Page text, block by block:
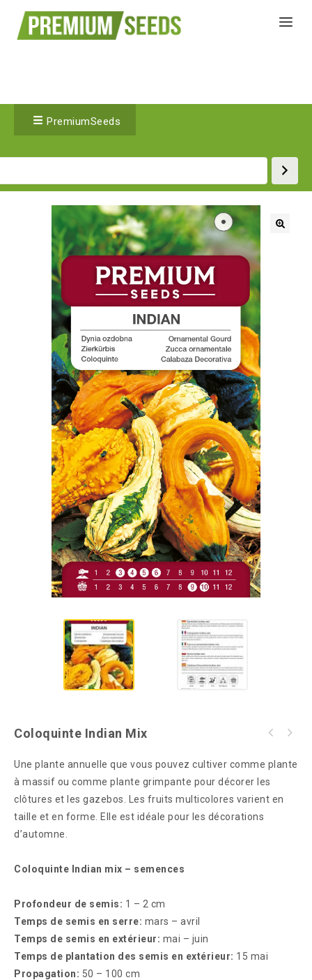
PremiumSeeds
Coloquinte Indian Mix
Une plante annuelle que vous pouvez cultiver comme plante
à massif ou comme plante grimpante pour décorer les
clôtures et les gazebos. Les fruits multicolores varient en
taille et en forme. Elle est idéale pour les décorations
d’automne.
Coloquinte Indian mix – semences
Profondeur de semis: 1 – 2 cm
Temps de semis en serre: mars – avril
Temps de semis en extérieur: mai – juin
Temps de plantation des semis en extérieur: 15 mai
Propagation: 50 – 100 cm